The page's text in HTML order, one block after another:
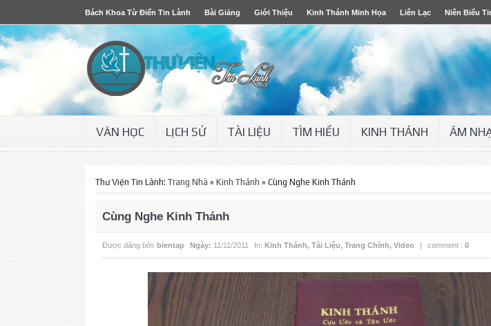
Bách Khoa Từ Điển Tin Lành Bài Giảng Giới Thiệu Kinh Thánh Minh Họa Liên Lạc Niên Biểu
VĂN HỌC LỊCH SỬ TÀI LIỆU TÌM HIỂU KINH THÁNH ÂM
Thư Viện Tin Lành: Trang Nhà » Kinh Thánh » Cùng Nghe Kinh Thánh
Cùng Nghe Kinh Thánh
Được đăng bởi: bientap Ngày: 11/11/2011 In: Kinh Thánh, Tài Liệu, Trang Chính, Video | comment : 0